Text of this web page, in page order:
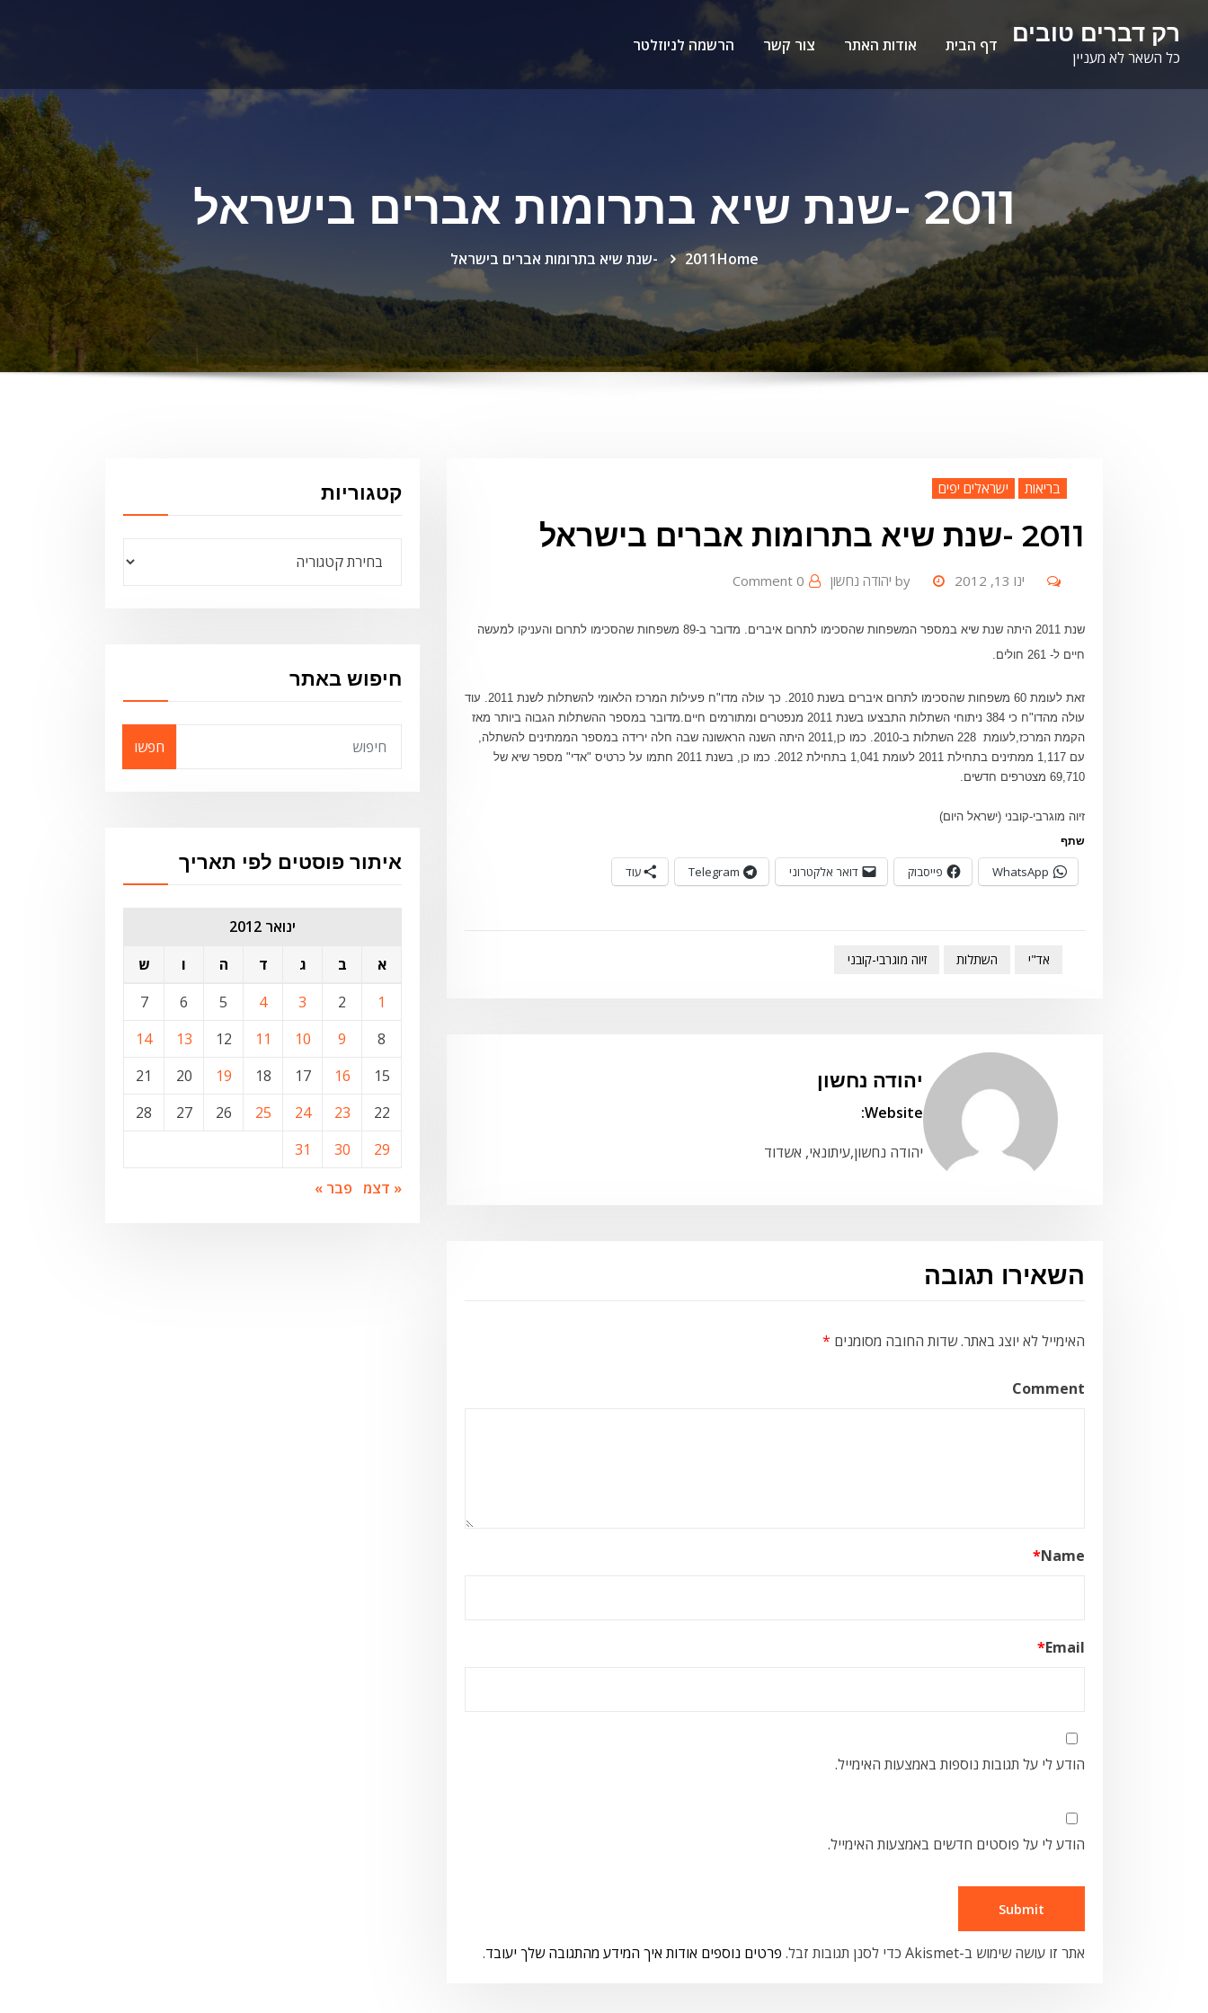
content
רק דברים טובים
כל השאר לא מעניין
דף הבית אודות האתר צור קשר הרשמה לניוזלטר
2011 -שנת שיא בתרומות אברים בישראל
Home2011 -שנת שיא בתרומות אברים בישראל
בריאות ישראלים יפים
2011 -שנת שיא בתרומות אברים בישראל
by יהודה נחשון ינו 13, 2012 0 Comment
שנת 2011 היתה שנת שיא במספר המשפחות שהסכימו לתרום איברים. מדובר ב-89 משפחות שהסכימו לתרום והעניקו למעשה
חיים ל- 261 חולים.
זאת לעומת 60 משפחות שהסכימו לתרום איברים בשנת 2010. כך עולה מדו"ח פעילות המרכז הלאומי להשתלות לשנת 2011. עוד
עולה מהדו"ח כי 384 ניתוחי השתלות התבצעו בשנת 2011 מנפטרים ומתורמים חיים.מדובר במספר ההשתלות הגבוה ביותר מאז
הקמת המרכז,לעומת 228 השתלות ב-2010. כמו כן,2011 היתה השנה הראשונה שבה חלה ירידה במספר הממתינים להשתלה,
עם 1,117 ממתינים בתחילת 2011 לעומת 1,041 בתחילת 2012. כמו כן, בשנת 2011 חתמו על כרטיס "אדי" מספר שיא של
69,710 מצטרפים חדשים.
זיוה מוגרבי-קובני (ישראל היום)
שתף
WhatsApp פייסבוק דואר אלקטרוני Telegram עוד
אד"י השתלות זיוה מוגרבי-קובני
יהודה נחשון
Website:
יהודה נחשון,עיתונאי, אשדוד
השאירו תגובה
האימייל לא יוצג באתר.שדות החובה מסומנים *
Comment
Name
*
Email
*
הודע לי על תגובות נוספות באמצעות האימייל.
הודע לי על פוסטים חדשים באמצעות האימייל.
אתר זו עושה שימוש ב-Akismet כדי לסנן תגובות זבל. פרטים נוספים אודות איך המידע מהתגובה שלך יעובד.
קטגוריות
חיפוש באתר
חפשו
איתור פוסטים לפי תאריך
ינואר 2012
א
ב ג ד ה ו
ש
1
2
3
4
5
6
7
8
9
10
11
12
13
14
15
16
17
18
19
20
21
22
23
24
25
26
27
28
29
30
31
« דצמ פבר »